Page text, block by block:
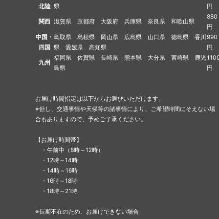
北陸 県 円
関西 滋賀県 京都府 大阪府 兵庫県 奈良県 和歌山県
880
円
中国・
四国
鳥取県 島根県 岡山県 広島県 山口県 徳島県 香川
県 愛媛県 高知県
990
円
九州
福岡県 佐賀県 長崎県 熊本県 大分県 宮崎県 鹿児
島県
円
お届け時間指定は以下からお選びいただけます。
※但し、交通事情や天候等の諸事情により、ご希望時間にそえない場
合もありますので、予めご了承ください。
【お届け時間帯】
・午前中（8時～12時）
・12時～14時
・14時～16時
・16時～18時
・18時～21時
※長期不在のため、お届けできない場合